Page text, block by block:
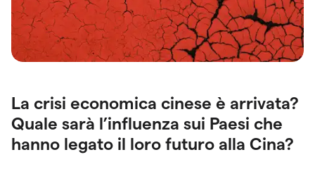
La crisi economica cinese è arrivata?
Quale sarà l’influenza sui Paesi che
hanno legato il loro futuro alla Cina?